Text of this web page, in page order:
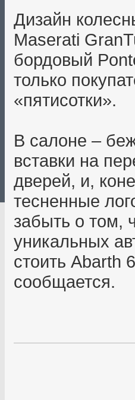
Дизайн
Maserati
бордовый
только
«пятисотки».
В салоне –
вставки на
дверей, и,
тесненные
забыть о том,
уникальных
стоить Abarth
сообщается.